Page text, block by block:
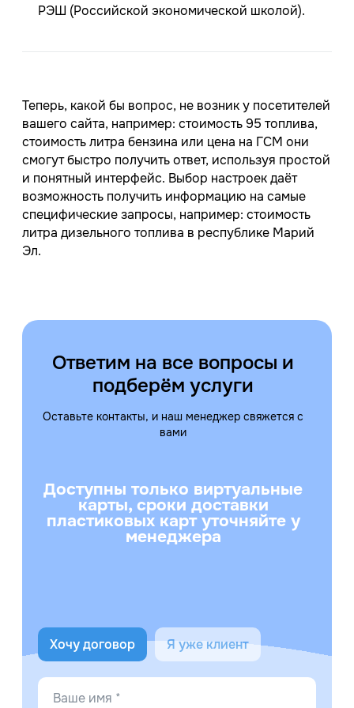
РЭШ (Российской экономической школой).
Теперь, какой бы вопрос, не возник у посетителей
вашего сайта, например: стоимость 95 топлива,
стоимость литра бензина или цена на ГСМ они
смогут быстро получить ответ, используя простой
и понятный интерфейс. Выбор настроек даёт
возможность получить информацию на самые
специфические запросы, например: стоимость
литра дизельного топлива в республике Марий
Эл.
Ответим на все вопросы и
подберём услуги
Оставьте контакты, и наш менеджер свяжется с
вами
Доступны только виртуальные
карты, сроки доставки
пластиковых карт уточняйте у
менеджера
Хочу договор Я уже клиент
Ваше имя *